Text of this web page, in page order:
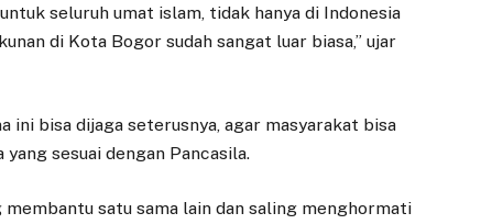
seluruh umat islam, tidak hanya di Indonesia
di Kota Bogor sudah sangat luar biasa,” ujar
bisa dijaga seterusnya, agar masyarakat bisa
sesuai dengan Pancasila.
satu sama lain dan saling menghormati